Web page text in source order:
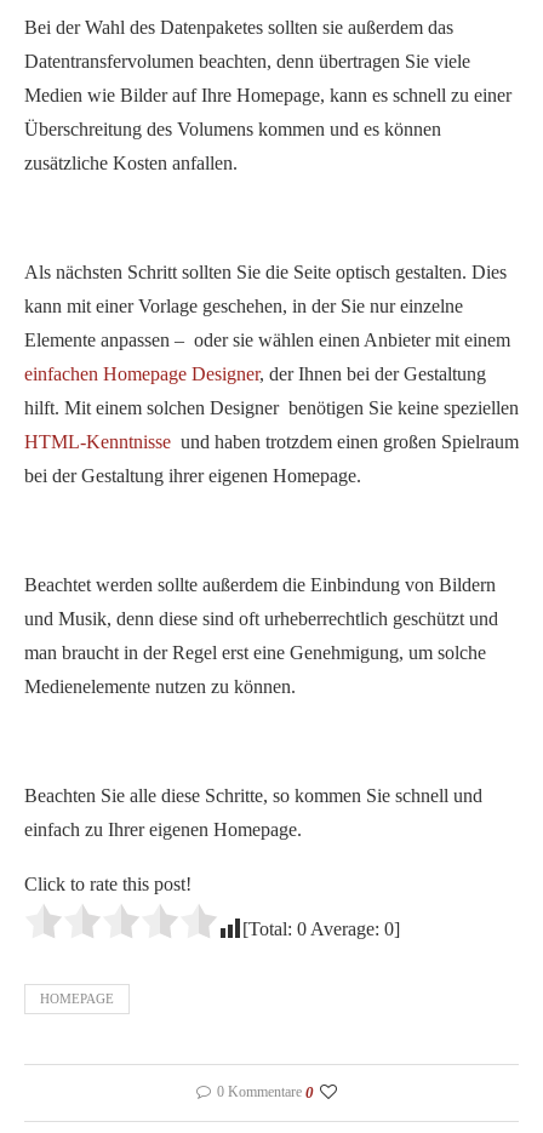
Bei der Wahl des Datenpaketes sollten sie außerdem das
Datentransfervolumen beachten, denn übertragen Sie viele
Medien wie Bilder auf Ihre Homepage, kann es schnell zu einer
Überschreitung des Volumens kommen und es können
zusätzliche Kosten anfallen.
Als nächsten Schritt sollten Sie die Seite optisch gestalten. Dies
kann mit einer Vorlage geschehen, in der Sie nur einzelne
Elemente anpassen – oder sie wählen einen Anbieter mit einem
einfachen Homepage Designer, der Ihnen bei der Gestaltung
hilft. Mit einem solchen Designer benötigen Sie keine speziellen
HTML-Kenntnisse und haben trotzdem einen großen Spielraum
bei der Gestaltung ihrer eigenen Homepage.
Beachtet werden sollte außerdem die Einbindung von Bildern
und Musik, denn diese sind oft urheberrechtlich geschützt und
man braucht in der Regel erst eine Genehmigung, um solche
Medienelemente nutzen zu können.
Beachten Sie alle diese Schritte, so kommen Sie schnell und
einfach zu Ihrer eigenen Homepage.
Click to rate this post!
[Total: 0 Average: 0]
HOMEPAGE
0 Kommentare 0